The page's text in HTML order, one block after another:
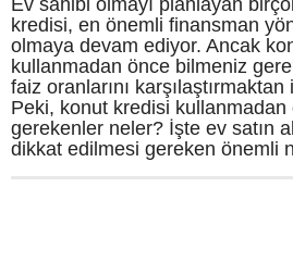
Ev sahibi olmayı planlayan
kredisi, en önemli finansman
olmaya devam ediyor. Ancak
kullanmadan önce bilmeniz
faiz oranlarını
Peki, konut kredisi
gerekenler neler? İşte ev satın
dikkat edilmesi gereken önemli